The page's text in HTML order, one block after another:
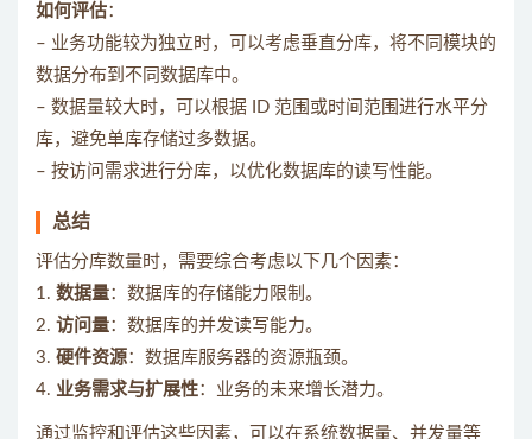
如何评估：
– 业务功能较为独立时，可以考虑垂直分库，将不同模块的
数据分布到不同数据库中。
– 数据量较大时，可以根据 ID 范围或时间范围进行水平分
库，避免单库存储过多数据。
– 按访问需求进行分库，以优化数据库的读写性能。
总结
评估分库数量时，需要综合考虑以下几个因素：
1. 数据量：数据库的存储能力限制。
2. 访问量：数据库的并发读写能力。
3. 硬件资源：数据库服务器的资源瓶颈。
4. 业务需求与扩展性：业务的未来增长潜力。
通过监控和评估这些因素，可以在系统数据量、并发量等